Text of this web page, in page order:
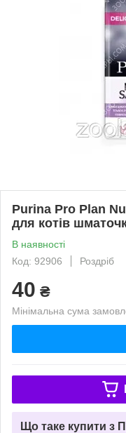
Purina Pro Plan
для котів
В наявності
Код: 92906
Роздріб
40 ₴
Мінімальна сума
Що таке купити з